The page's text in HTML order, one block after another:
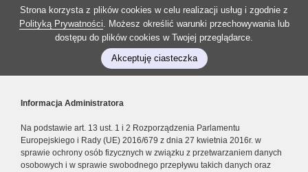
Strona korzysta z plików cookies w celu realizacji usług i zgodnie z
Polityką Prywatności. Możesz określić warunki przechowywania lub
dostępu do plików cookies w Twojej przeglądarce.
Akceptuję ciasteczka
Informacja Administratora
Na podstawie art. 13 ust. 1 i 2 Rozporządzenia Parlamentu
Europejskiego i Rady (UE) 2016/679 z dnia 27 kwietnia 2016r. w
sprawie ochrony osób fizycznych w związku z przetwarzaniem danych
osobowych i w sprawie swobodnego przepływu takich danych oraz